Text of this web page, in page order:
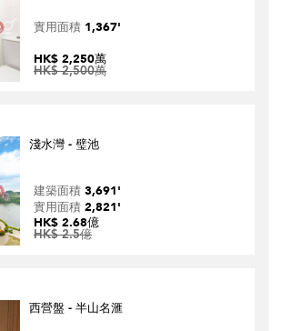
實用面積 1,367'
HK$ 2,250萬
HK$ 2,500萬
淺水灣 - 璧池
建築面積 3,691'
實用面積 2,821'
HK$ 2.68億
HK$ 2.5億
西營盤 - 半山名滙